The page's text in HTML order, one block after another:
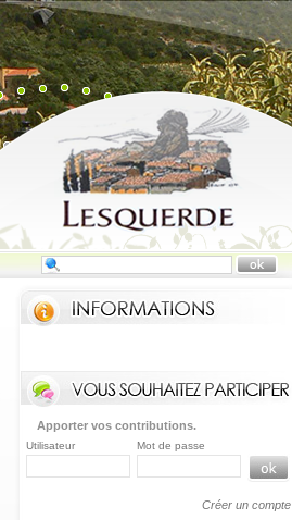
Apporter vos contributions.
Utilisateur Mot de passe
Créer un compte